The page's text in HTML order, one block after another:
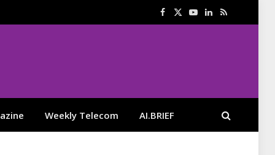
Facebook
X
YouTube
LinkedIn
RSS
Weekly Telecom AI.BRIEF